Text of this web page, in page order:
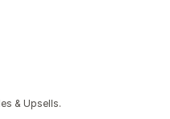
& Upsells.